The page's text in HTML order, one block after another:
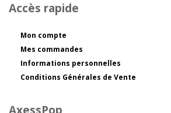
Accès rapide
Mon compte
Mes commandes
Informations personnelles
Conditions Générales de Vente